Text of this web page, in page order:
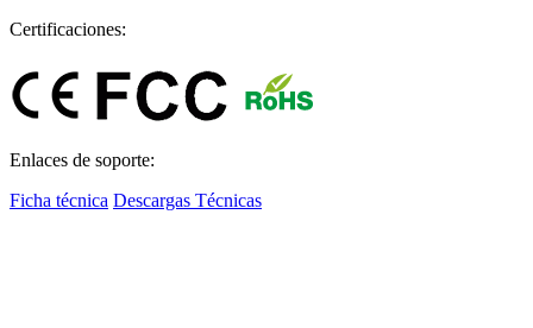
Certificaciones:
Enlaces de soporte:
Ficha técnica Descargas Técnicas